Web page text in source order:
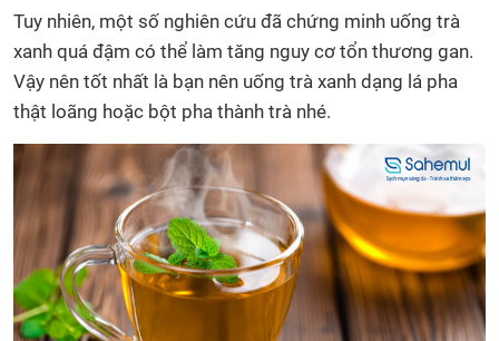
Tuy nhiên, một số nghiên cứu đã chứng minh uống trà
xanh quá đậm có thể làm tăng nguy cơ tổn thương gan.
Vậy nên tốt nhất là bạn nên uống trà xanh dạng lá pha
thật loãng hoặc bột pha thành trà nhé.